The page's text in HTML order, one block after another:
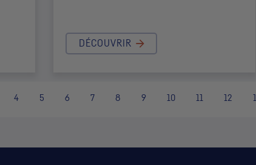
DÉCOUVRIR
4 5 6 7 8 9 10 11 12